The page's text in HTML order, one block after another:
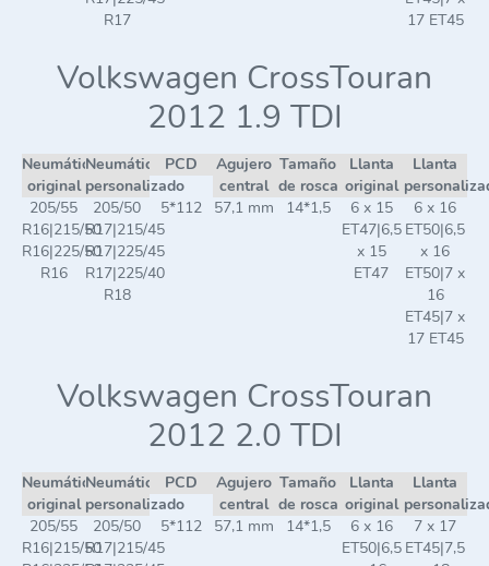
R17
17 ET45
Volkswagen CrossTouran
2012 1.9 TDI
Neumático
original
Neumático
personalizado
PCD
Agujero
central
Tamaño
de rosca
Llanta
original
Llanta
205/55
R16|215/50
R16|225/50
R16
205/50
R17|215/45
R17|225/45
R17|225/40
R18
5*112 57,1 mm 14*1,5
6 x 15
ET47|6,5
x 15
ET47
6 x 16
ET50|6,5
x 16
ET50|7 x
16
ET45|7 x
17 ET45
Volkswagen CrossTouran
2012 2.0 TDI
Neumático
original
Neumático
personalizado
PCD
Agujero
central
Tamaño
de rosca
Llanta
original
Llanta
205/55
R16|215/50
205/50
R17|215/45
5*112 57,1 mm 14*1,5
6 x 16
ET50|6,5
7 x 17
ET45|7,5